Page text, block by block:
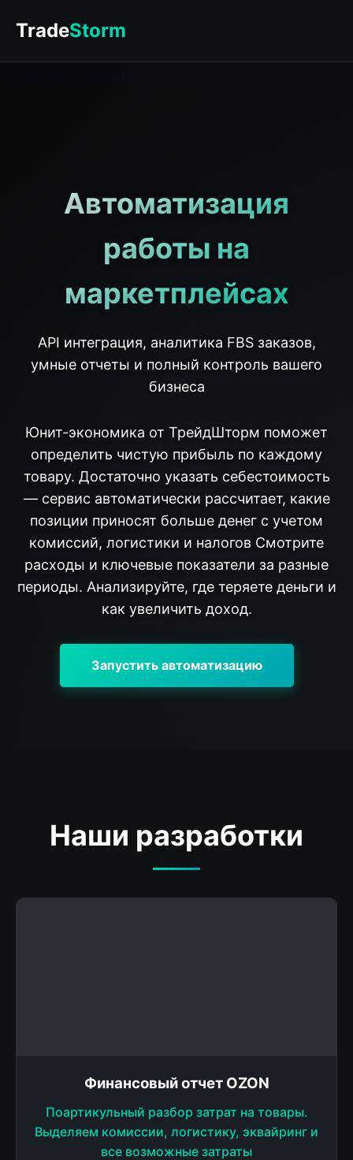
TradeStorm
Автоматизация
работы на
маркетплейсах
API интеграция, аналитика FBS заказов,
умные отчеты и полный контроль вашего
бизнеса
Юнит-экономика от ТрейдШторм поможет
определить чистую прибыль по каждому
товару. Достаточно указать себестоимость
— сервис автоматически рассчитает, какие
позиции приносят больше денег с учетом
комиссий, логистики и налогов Смотрите
расходы и ключевые показатели за разные
периоды. Анализируйте, где теряете деньги и
как увеличить доход.
Запустить автоматизацию
Наши разработки
Финансовый отчет OZON
Поартикульный разбор затрат на товары.
Выделяем комиссии, логистику, эквайринг и
все возможные затраты